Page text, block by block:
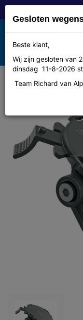
Toggle
navigation
MENU
Sks Compit
Gesloten
Beste klant,
Wij zijn gesloten van
dinsdag 11-8-2026
Team Richard van